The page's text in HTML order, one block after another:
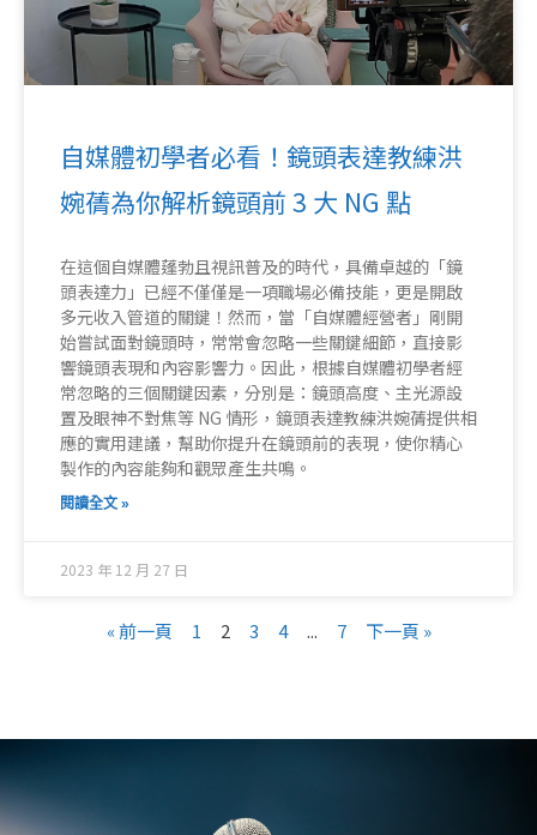
自媒體初學者必看！鏡頭表達教練洪
婉蒨為你解析鏡頭前 3 大 NG 點
在這個自媒體蓬勃且視訊普及的時代，具備卓越的「鏡
頭表達力」已經不僅僅是一項職場必備技能，更是開啟
多元收入管道的關鍵！然而，當「自媒體經營者」剛開
始嘗試面對鏡頭時，常常會忽略一些關鍵細節，直接影
響鏡頭表現和內容影響力。因此，根據自媒體初學者經
常忽略的三個關鍵因素，分別是：鏡頭高度、主光源設
置及眼神不對焦等 NG 情形，鏡頭表達教練洪婉蒨提供相
應的實用建議，幫助你提升在鏡頭前的表現，使你精心
製作的內容能夠和觀眾產生共鳴。
閱讀全文 »
2023 年 12 月 27 日
« 前一頁 1 2 3 4 ... 7 下一頁 »